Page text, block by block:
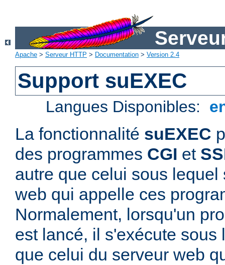
Apache > Serveur HTTP > Documentation > Version 2.4
Support suEXEC
Langues Disponibles:
La fonctionnalité suEXEC
des programmes CGI et
autre que celui sous
web qui appelle ces
Normalement, lorsqu'un
est lancé, il s'exécute sous
que celui du serveur web